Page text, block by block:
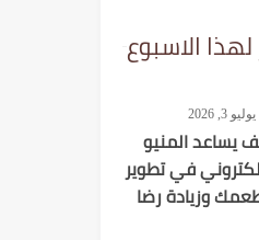
الاسبوع
يوليو 3, 2026
يساعد المنيو
في تطوير
وزيادة رضا